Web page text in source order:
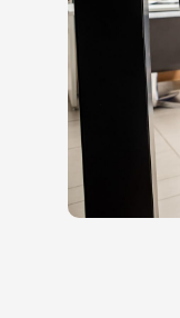
Contact
info@juurlink.nl
0523-654030